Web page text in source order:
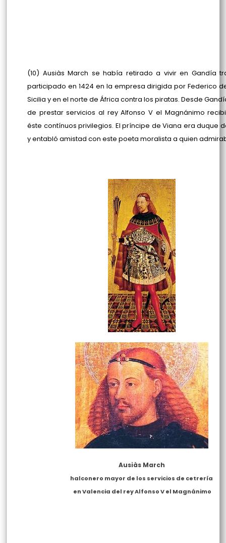
(10) Ausiàs March se había retirado a vivir en Gandía
participado en 1424 en la empresa dirigida por Federico
Sicilia y en el norte de África contra los piratas. Desde
de prestar servicios al rey Alfonso V el Magnánimo
éste contínuos privilegios. El príncipe de Viana era duque
y entabló amistad con este poeta moralista a quien
Ausiàs March
halconero mayor de los servicios de cetrería
en Valencia del rey Alfonso V el Magnánimo